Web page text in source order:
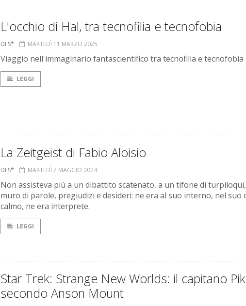
L'occhio di Hal, tra tecnofilia e tecnofobia
DI S* MARTEDÌ 11 MARZO 2025
Viaggio nell'immaginario fantascientifico tra tecnofilia e tecnofobia
LEGGI
La Zeitgeist di Fabio Aloisio
DI S* MARTEDÌ 7 MAGGIO 2024
Non assisteva più a un dibattito scatenato, a un tifone di
muro di parole, pregiudizi e desideri: ne era al suo interno, nel suo
calmo, ne era interprete.
LEGGI
Star Trek: Strange New Worlds: il capitano
secondo Anson Mount